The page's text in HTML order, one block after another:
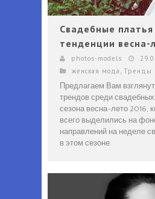
Свадебные платья
тенденции весна-
photos-models
женская мода Тренды
Предлагаем Вам
трендов среди
сезона весна-лето 2016,
всего выделились на
направлений на неделе
в этом сезоне.